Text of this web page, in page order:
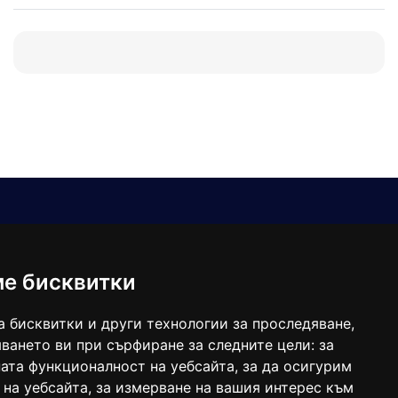
бисквитки
бисквитки и други технологии за проследяване,
ви при сърфиране за следните цели: за
функционалност на уебсайта, за да осигурим
уебсайта, за измерване на вашия интерес към
balgarkanews@gmail.com